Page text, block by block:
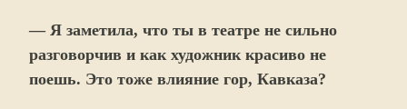
— Я заметила, что ты в театре не сильно
разговорчив и как художник красиво не
поешь. Это тоже влияние гор, Кавказа?